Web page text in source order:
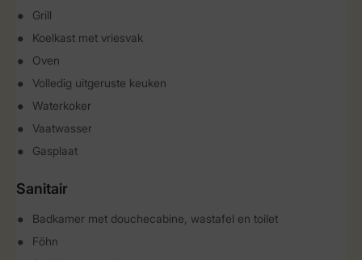
Grill
Koelkast met vriesvak
Oven
Volledig uitgeruste keuken
Waterkoker
Vaatwasser
Gasplaat
Sanitair
Badkamer met douchecabine, wastafel en toilet
Föhn